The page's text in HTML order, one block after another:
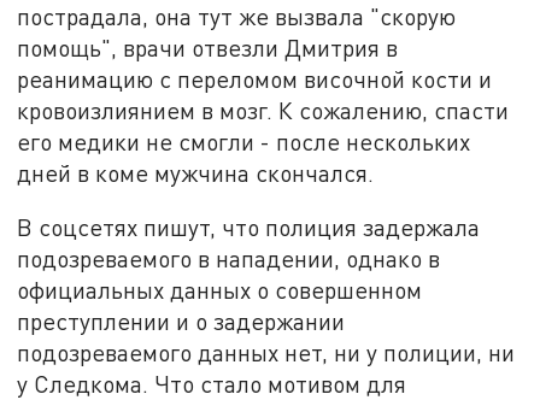
пострадала, она тут же вызвала "скорую
помощь", врачи отвезли Дмитрия в
реанимацию с переломом височной кости и
кровоизлиянием в мозг. К сожалению, спасти
его медики не смогли - после нескольких
дней в коме мужчина скончался.
В соцсетях пишут, что полиция задержала
подозреваемого в нападении, однако в
официальных данных о совершенном
преступлении и о задержании
подозреваемого данных нет, ни у полиции, ни
у Следкома. Что стало мотивом для